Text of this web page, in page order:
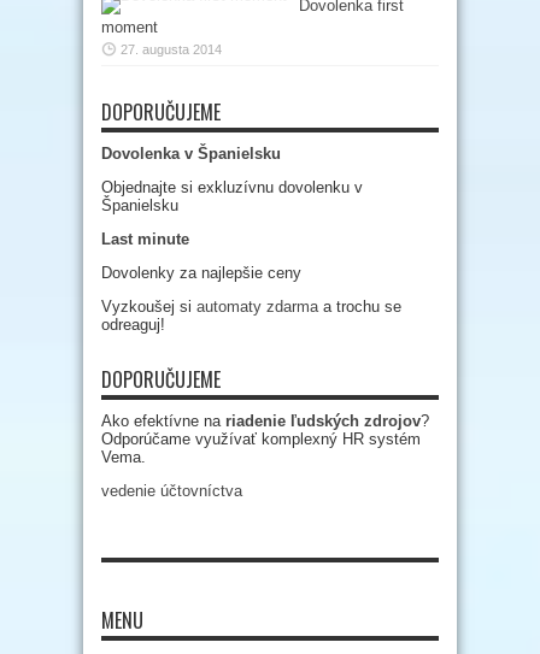
Dovolenka first
moment
27. augusta 2014
DOPORUČUJEME
Dovolenka v Španielsku
Objednajte si exkluzívnu dovolenku v
Španielsku
Last minute
Dovolenky za najlepšie ceny
Vyzkoušej si automaty zdarma a trochu se
odreaguj!
DOPORUČUJEME
Ako efektívne na riadenie ľudských zdrojov?
Odporúčame využívať komplexný HR systém
Vema.
vedenie účtovníctva
MENU